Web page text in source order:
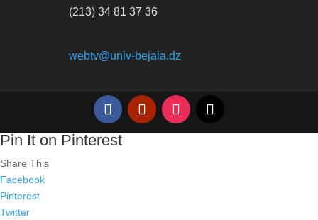
(213) 34 81 37 36
webtv@univ-bejaia.dz
Pin It on Pinterest
Share This
Facebook
Pinterest
Twitter